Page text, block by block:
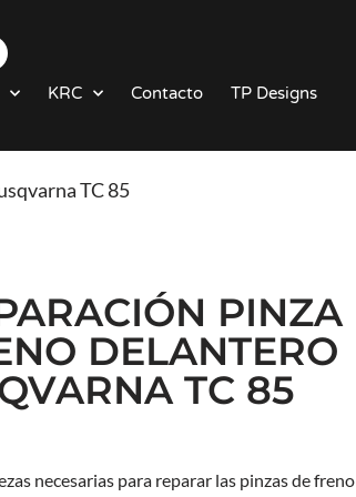
KRC Contacto TP Designs
TC 85
PINZA
DELANTERO
TC 85
necesarias para reparar las pinzas de freno